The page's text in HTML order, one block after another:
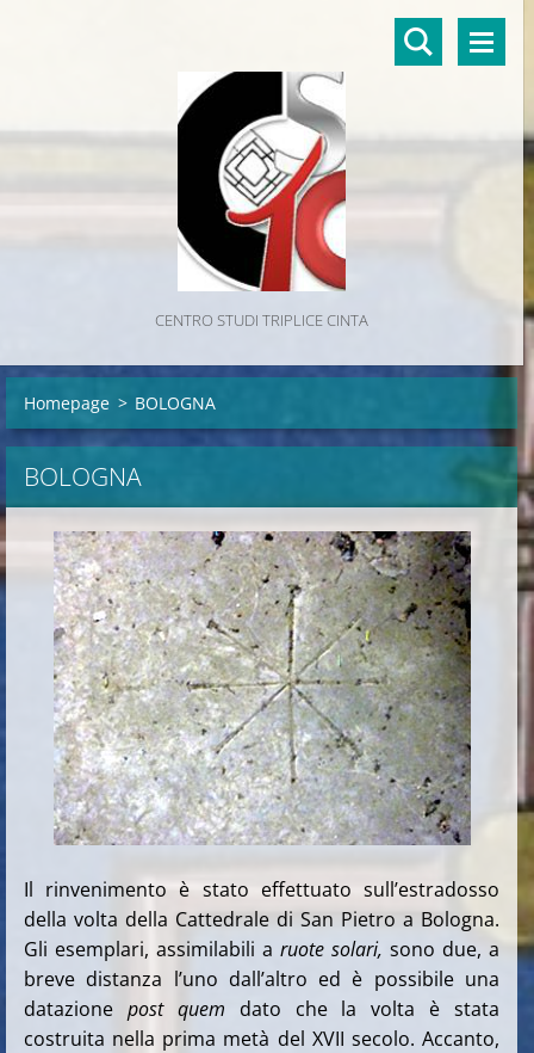
CENTRO STUDI TRIPLICE CINTA
Homepage > BOLOGNA
BOLOGNA
Il rinvenimento è stato effettuato sull’estradosso
della volta della Cattedrale di San Pietro a Bologna.
Gli esemplari, assimilabili a ruote solari, sono due, a
breve distanza l’uno dall’altro ed è possibile una
datazione post quem dato che la volta è stata
costruita nella prima metà del XVII secolo. Accanto,